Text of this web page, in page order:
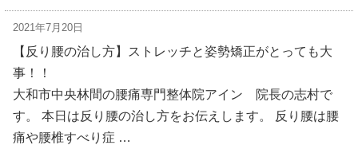
2021年7月20日
【反り腰の治し方】ストレッチと姿勢矯正がとっても大
事！！
大和市中央林間の腰痛専門整体院アイン 院長の志村で
す。 本日は反り腰の治し方をお伝えします。 反り腰は腰
痛や腰椎すべり症 …